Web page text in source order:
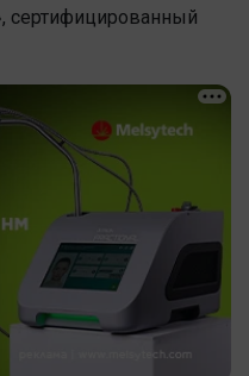
сертифицированный